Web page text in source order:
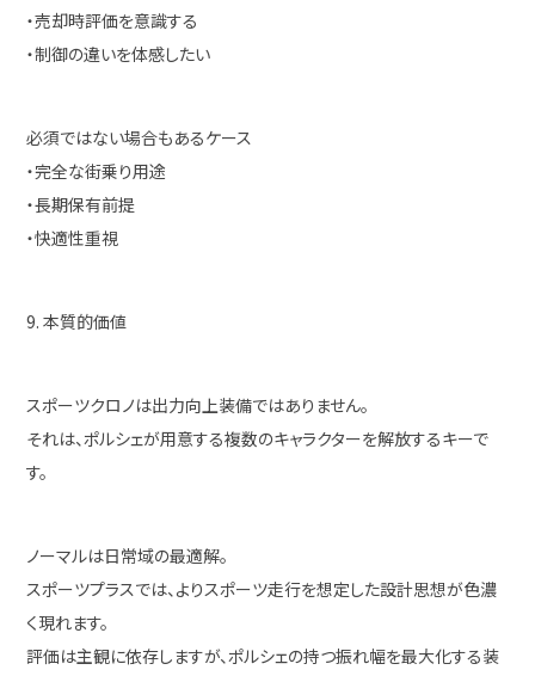
・売却時評価を意識する
・制御の違いを体感したい
必須ではない場合もあるケース
・完全な街乗り用途
・長期保有前提
・快適性重視
9. 本質的価値
スポーツクロノは出力向上装備ではありません。
それは、ポルシェが用意する複数のキャラクターを解放するキーで
す。
ノーマルは日常域の最適解。
スポーツプラスでは、よりスポーツ走行を想定した設計思想が色濃
く現れます。
評価は主観に依存しますが、ポルシェの持つ振れ幅を最大化する装